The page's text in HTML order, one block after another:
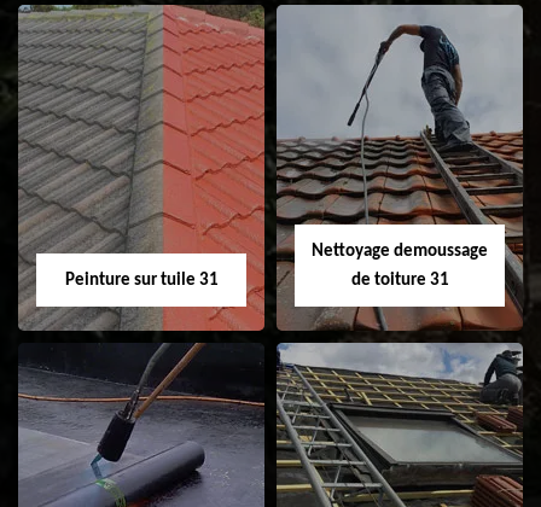
Nettoyage et
ravalement de
façade 31
Isolation toiture 31
Peinture sur tuile 31
Peinture sur tuile
31
Nettoyage demoussage
de toiture 31
Nettoyage
demoussage de